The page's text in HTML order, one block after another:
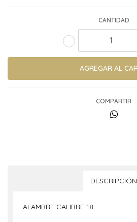
CANTIDAD
-
COMPARTIR
DESCRIPCIÓN
ALAMBRE CALIBRE 18